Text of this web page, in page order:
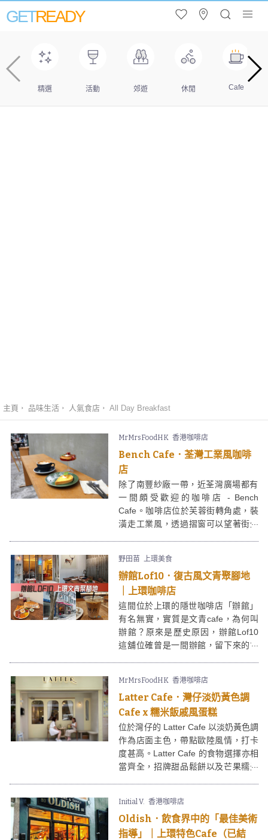
GETREADY
精選 活動 郊遊 休閒 Cafe
主頁 品味生活 人氣食店 All Day Breakfast
MrMrsFoodHK 香港咖啡店
Bench Cafe．荃灣工業風咖啡
店
除了南豐紗廠一帶，近荃灣廣場都有
一間頗受歡迎的咖啡店 - Bench
Cafe。咖啡店位於芙蓉街轉角處，裝
潢走工業風，透過摺窗可以望著街外
甜品有布丁、荷蘭鬆餅等，甚具打卡
元素，開業以來都不時見到人龍，有
興趣可以致電查詢或者預約訂座呢。
野田苗 上環美食
辦館Lof10．復古風文青聚腳地
｜上環咖啡店
這間位於上環的隱世咖啡店「辦館」
有名無實，實質是文青cafe，為何叫
辦館？原來是歷史原因，辦館Lof10
這舖位確曾是一間辦館，留下來的古
是「Love Often」的縮寫，文青藝術
人同街坊在這兒歎杯咖啡，談天說
地，又過了半天。
MrMrsFoodHK 香港咖啡店
Latter Cafe．灣仔淡奶黃色調
Cafe x 糯米飯戚風蛋糕
位於灣仔的 Latter Cafe 以淡奶黃色調
作為店面主色，帶點歐陸風情，打卡
度甚高。Latter Cafe 的食物選擇亦相
當齊全，招牌甜品鬆餅以及芒果糯米
Initial V. 香港咖啡店
Oldish．飲食界中的「最佳美術
指導」｜上環特色Cafe（已結